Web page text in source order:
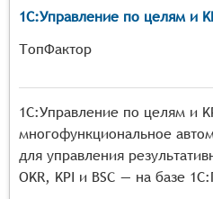
1С:Управление по целям и
ТопФактор
1С:Управление по целям и
многофункциональное
для управления
OKR, KPI и BSC — на базе